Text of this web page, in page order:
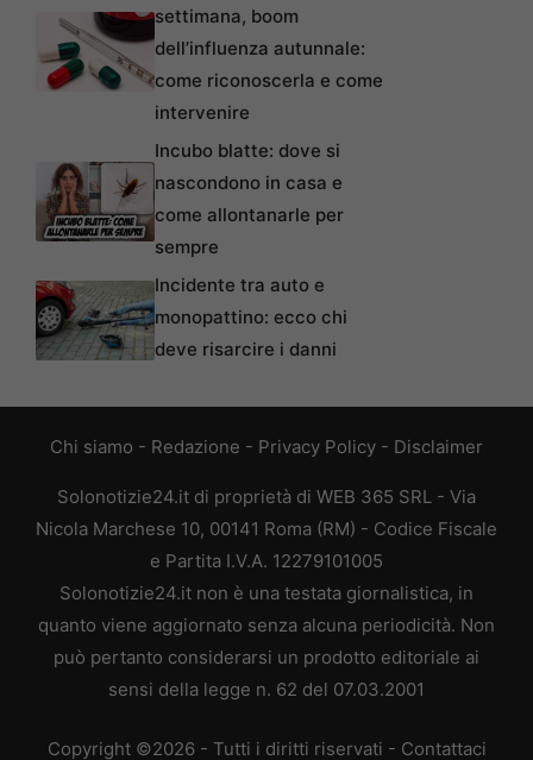
settimana, boom
dell’influenza autunnale:
come riconoscerla e come
intervenire
Incubo blatte: dove si
nascondono in casa e
come allontanarle per
sempre
Incidente tra auto e
monopattino: ecco chi
deve risarcire i danni
Chi siamo - Redazione - Privacy Policy - Disclaimer
Solonotizie24.it di proprietà di WEB 365 SRL - Via
Nicola Marchese 10, 00141 Roma (RM) - Codice Fiscale
e Partita I.V.A. 12279101005
Solonotizie24.it non è una testata giornalistica, in
quanto viene aggiornato senza alcuna periodicità. Non
può pertanto considerarsi un prodotto editoriale ai
sensi della legge n. 62 del 07.03.2001
Copyright ©2026 - Tutti i diritti riservati - Contattaci